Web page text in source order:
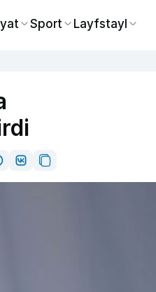
Sport Layfstayl